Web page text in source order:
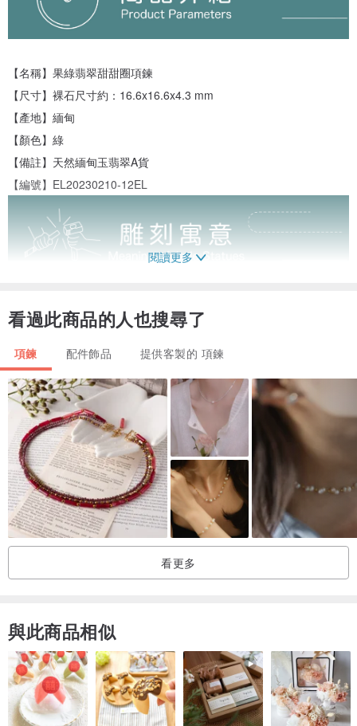
【名稱】果綠翡翠甜甜圈項鍊
【尺寸】裸石尺寸約：16.6x16.6x4.3 mm
【產地】緬甸
【顏色】綠
【備註】天然緬甸玉翡翠A貨
【編號】EL20230210-12EL
閱讀更多
看過此商品的人也搜尋了
項鍊 配件飾品 提供客製的 項鍊
看更多
與此商品相似